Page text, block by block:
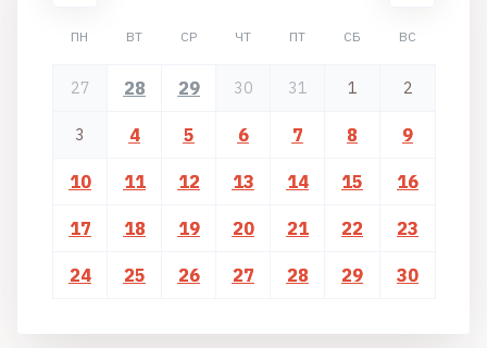
ПН ВТ СР ЧТ ПТ СБ ВС
27 28 29 30 31 1 2
3 4 5 6 7 8 9
10 11 12 13 14 15 16
17 18 19 20 21 22 23
24 25 26 27 28 29 30